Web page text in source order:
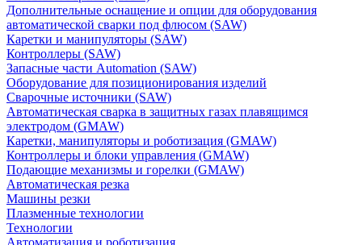
Дополнительные оснащение и опции для оборудования
автоматической сварки под флюсом (SAW)
Каретки и манипуляторы (SAW)
Контроллеры (SAW)
Запасные части Automation (SAW)
Оборудование для позиционирования изделий
Сварочные источники (SAW)
Автоматическая сварка в защитных газах плавящимся
электродом (GMAW)
Каретки, манипуляторы и роботизация (GMAW)
Контроллеры и блоки управления (GMAW)
Подающие механизмы и горелки (GMAW)
Автоматическая резка
Машины резки
Плазменные технологии
Технологии
Автоматизация и роботизация